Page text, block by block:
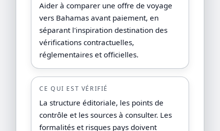
Aider à comparer une offre de voyage
vers Bahamas avant paiement, en
séparant l'inspiration destination des
vérifications contractuelles,
réglementaires et officielles.
CE QUI EST VÉRIFIÉ
La structure éditoriale, les points de
contrôle et les sources à consulter. Les
formalités et risques pays doivent